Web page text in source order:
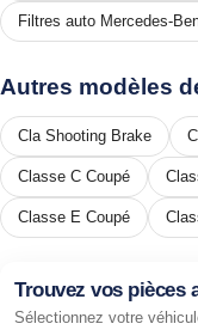
Filtres auto Mercedes-
Autres modèles
Cla Shooting Brake
Classe C Coupé
Classe E Coupé
Trouvez vos pièces
Sélectionnez votre